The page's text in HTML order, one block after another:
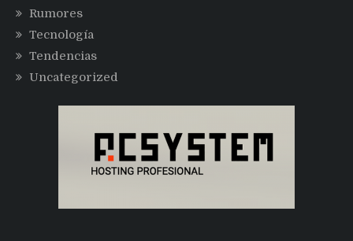
Rumores
Tecnología
Tendencias
Uncategorized